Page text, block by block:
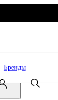
Бренды